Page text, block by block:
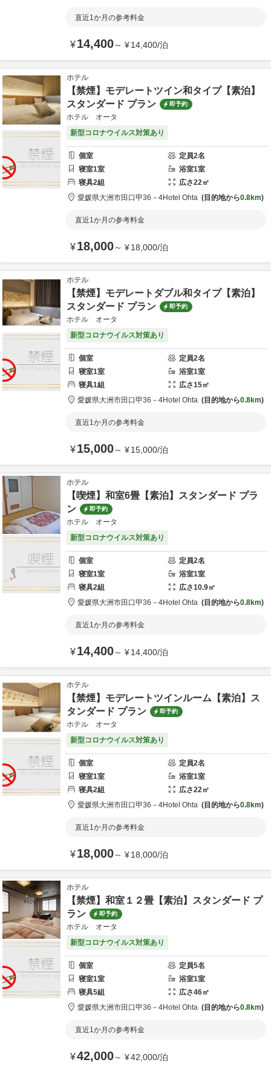
直近1か月の参考料金
¥14,400～ ¥14,400/泊
ホテル
【禁煙】モデレートツイン和タイプ【素泊】
スタンダード プラン
即予約
ホテル オータ
新型コロナウイルス対策あり
個室 定員2名
寝室1室 浴室1室
寝具2組 広さ22㎡
愛媛県大洲市田口甲36－4Hotel Ohta 目的地から0.8km
直近1か月の参考料金
¥18,000～ ¥18,000/泊
ホテル
【禁煙】モデレートダブル和タイプ【素泊】
スタンダード プラン
即予約
ホテル オータ
新型コロナウイルス対策あり
個室 定員2名
寝室1室 浴室1室
寝具1組 広さ15㎡
愛媛県大洲市田口甲36－4Hotel Ohta 目的地から0.8km
直近1か月の参考料金
¥15,000～ ¥15,000/泊
ホテル
【喫煙】和室6畳【素泊】スタンダード プラ
ン
即予約
ホテル オータ
新型コロナウイルス対策あり
個室 定員2名
寝室1室 浴室1室
寝具2組 広さ10.9㎡
愛媛県大洲市田口甲36－4Hotel Ohta 目的地から0.8km
直近1か月の参考料金
¥14,400～ ¥14,400/泊
ホテル
【禁煙】モデレートツインルーム【素泊】ス
タンダード プラン
即予約
ホテル オータ
新型コロナウイルス対策あり
個室 定員2名
寝室1室 浴室1室
寝具2組 広さ22㎡
愛媛県大洲市田口甲36－4Hotel Ohta 目的地から0.8km
直近1か月の参考料金
¥18,000～ ¥18,000/泊
ホテル
【禁煙】和室１２畳【素泊】スタンダード プ
ラン
即予約
ホテル オータ
新型コロナウイルス対策あり
個室 定員5名
寝室1室 浴室1室
寝具5組 広さ46㎡
愛媛県大洲市田口甲36－4Hotel Ohta 目的地から0.8km
直近1か月の参考料金
¥42,000～ ¥42,000/泊